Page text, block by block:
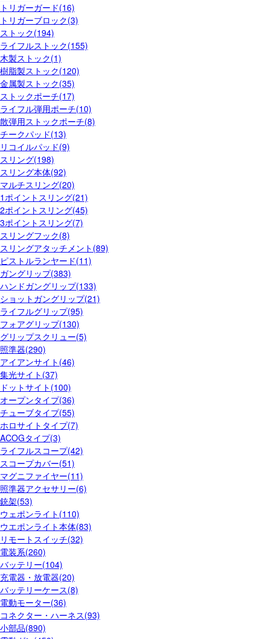
トリガーガード(16)
トリガーブロック(3)
ストック(194)
ライフルストック(155)
木製ストック(1)
樹脂製ストック(120)
金属製ストック(35)
ストックポーチ(17)
ライフル弾用ポーチ(10)
散弾用ストックポーチ(8)
チークパッド(13)
リコイルパッド(9)
スリング(198)
スリング本体(92)
マルチスリング(20)
1ポイントスリング(21)
2ポイントスリング(45)
3ポイントスリング(7)
スリングフック(8)
スリングアタッチメント(89)
ピストルランヤード(11)
ガングリップ(383)
ハンドガングリップ(133)
ショットガングリップ(21)
ライフルグリップ(95)
フォアグリップ(130)
グリップスクリュー(5)
照準器(290)
アイアンサイト(46)
集光サイト(37)
ドットサイト(100)
オープンタイプ(36)
チューブタイプ(55)
ホロサイトタイプ(7)
ACOGタイプ(3)
ライフルスコープ(42)
スコープカバー(51)
マグニファイヤー(11)
照準器アクセサリー(6)
銃架(53)
ウェポンライト(110)
ウエポンライト本体(83)
リモートスイッチ(32)
電装系(260)
バッテリー(104)
充電器・放電器(20)
バッテリーケース(8)
電動モーター(36)
コネクター・ハーネス(93)
小部品(890)